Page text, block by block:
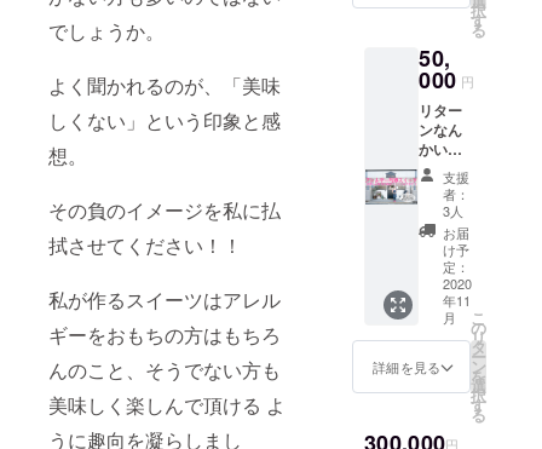
でしょうか。
よく聞かれるのが、「美味
しくない」という印象と感
想。
その負のイメージを私に払
拭させてください！！
私が作るスイーツはアレル
ギーをおもちの方はもちろ
んのこと、そうでない方も
美味しく楽しんで頂ける よ
うに趣向を凝らしまし
コー
ヒー豆
は挽い
てお届
けいた
しま
す。
台、そ
卵・乳
不使用
の当店
人気
№１の
焼き
ドーナ
ツの詰
め合わ
せ６個
セッ
ト 冷
凍便に
て発送
可能
原材料
に大
ます。
択
す
る
50,
000 円
リター
ンなん
かいら
ない
よ！！
『がん
ばれ～
♪』って
応援し
てくだ
さる方
大募
集。
とって
も気持
ちの込
手紙を
支援
者：
3人
お届
け予
定：
2020
年11
月
詳細を見る
こ
の
リ
タ
ー
ン
を
選
択
す
る
円